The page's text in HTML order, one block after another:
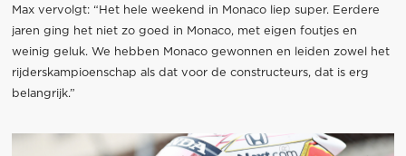
Max vervolgt: “Het hele weekend in Monaco liep super. Eerdere
jaren ging het niet zo goed in Monaco, met eigen foutjes en
weinig geluk. We hebben Monaco gewonnen en leiden zowel het
rijderskampioenschap als dat voor de constructeurs, dat is erg
belangrijk.”